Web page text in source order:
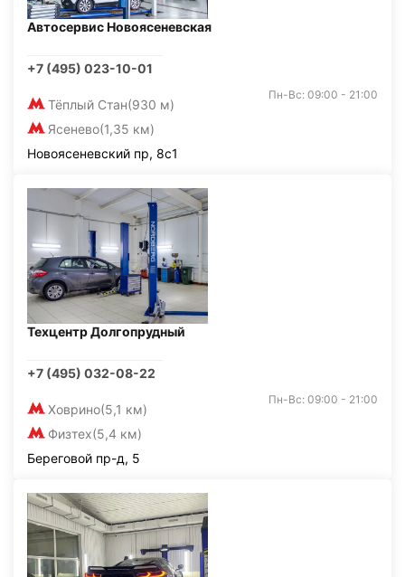
Автосервис Новоясеневская
+7 (495) 023-10-01
Тёплый Стан(930 м)
Ясенево(1,35 км)
Пн-Вс: 09:00 - 21:00
Новоясеневский пр, 8с1
Техцентр Долгопрудный
+7 (495) 032-08-22
Ховрино(5,1 км)
Физтех(5,4 км)
Пн-Вс: 09:00 - 21:00
Береговой пр-д, 5